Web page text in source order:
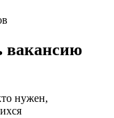
вакансию
нужен,